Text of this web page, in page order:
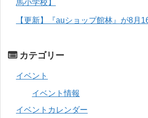
馬小学校】
【更新】『auショップ館林』が8月
カテゴリー
イベント
イベント情報
イベントカレンダー